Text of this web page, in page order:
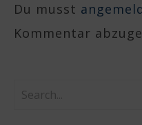
Du musst
Kommentar